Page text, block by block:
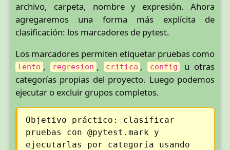
archivo, carpeta, nombre y expresión. Ahora
agregaremos una forma más explícita de
clasificación: los marcadores de pytest.
Los marcadores permiten etiquetar pruebas como
lento , regresion , critica , config
u otras
categorías propias del proyecto. Luego podemos
ejecutar o excluir grupos completos.
Objetivo práctico: clasificar
pruebas con @pytest.mark y
ejecutarlas por categoría usando